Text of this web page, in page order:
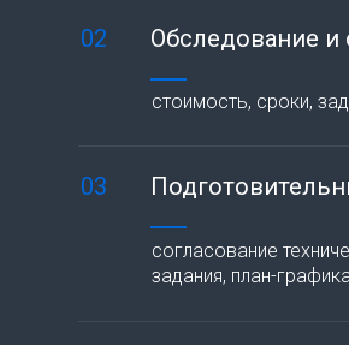
02 Обследование и
стоимость, сроки,
03
согласование
задания, план-